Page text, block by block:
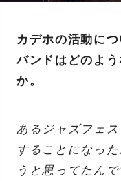
カデホの活動に
バンドはどのよ
か。
あるジャズフェ
することになっ
うと思ってたん